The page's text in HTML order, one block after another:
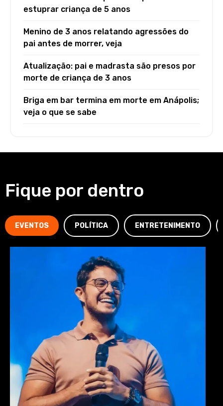
estuprar criança de 5 anos
Menino de 3 anos relatando agressões do
pai antes de morrer, veja
Atualização: pai e madrasta são presos por
morte de criança de 3 anos
Briga em bar termina em morte em Anápolis;
veja o que se sabe
Fique por dentro
EVENTOS POLÍTICA ENTRETENIMENTO